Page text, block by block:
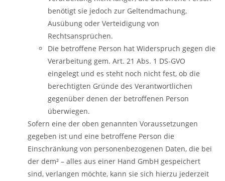
benötigt sie jedoch zur Geltendmachung,
Ausübung oder Verteidigung von
Rechtsansprüchen.
Die betroffene Person hat Widerspruch gegen die
Verarbeitung gem. Art. 21 Abs. 1 DS-GVO
eingelegt und es steht noch nicht fest, ob die
berechtigten Gründe des Verantwortlichen
gegenüber denen der betroffenen Person
überwiegen.
Sofern eine der oben genannten Voraussetzungen
gegeben ist und eine betroffene Person die
Einschränkung von personenbezogenen Daten, die bei
der dem² – alles aus einer Hand GmbH gespeichert
sind, verlangen möchte, kann sie sich hierzu jederzeit